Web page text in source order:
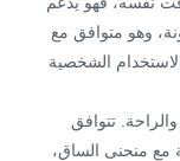
وهو متوافق مع
الشخصية
تتوافق
مع منحنى الساق،